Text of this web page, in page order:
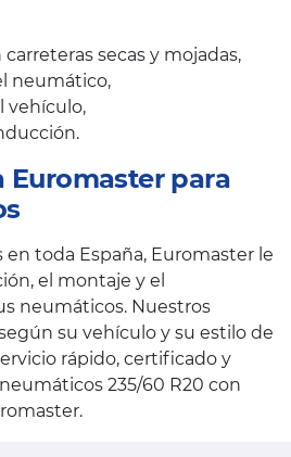
carreteras secas y mojadas,
neumático,
vehículo,
Euromaster para
toda España, Euromaster le
el montaje y el
neumáticos. Nuestros
su vehículo y su estilo de
rápido, certificado y
235/60 R20 con